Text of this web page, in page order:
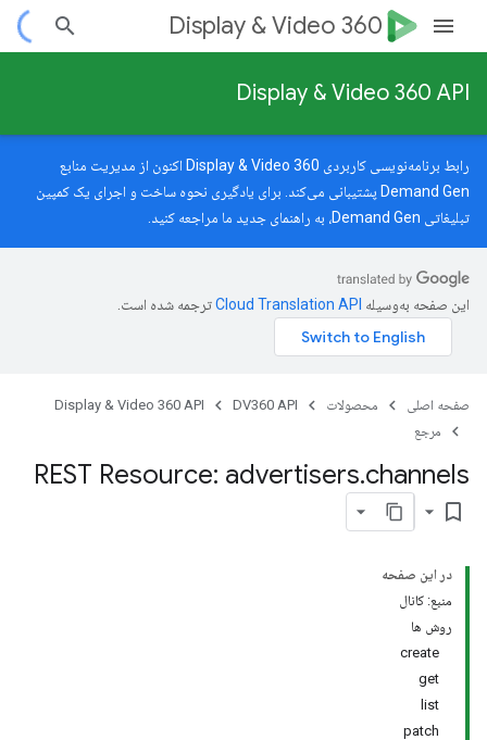
Display & Video 360
Display & Video 360 API
رابط برنامه‌نویسی کاربردی Display & Video 360 اکنون از مدیریت منابع
Demand Gen پشتیبانی می‌کند. برای یادگیری نحوه ساخت و اجرای یک کمپین
تبلیغاتی Demand Gen، به
راهنمای جدید ما مراجعه کنید.
این صفحه به‌وسیله ترجمه شده است.
صفحه اصلی محصولات DV360 API
Display & Video 360 API
مرجع
REST Resource: advertisers.channels
bookmark_border
در این صفحه
منبع: کانال
روش ها
create
get
list
patch